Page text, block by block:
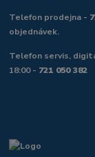
Telefon prodejna -
objednávek.
Telefon servis,
18:00 - 721 050 382